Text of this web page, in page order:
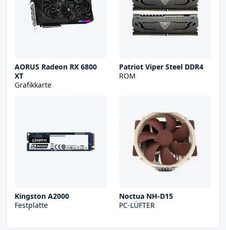
AORUS Radeon RX 6800
XT
Grafikkarte
Patriot Viper Steel DDR4
ROM
Kingston A2000
Festplatte
Noctua NH-D15
PC-LÜFTER